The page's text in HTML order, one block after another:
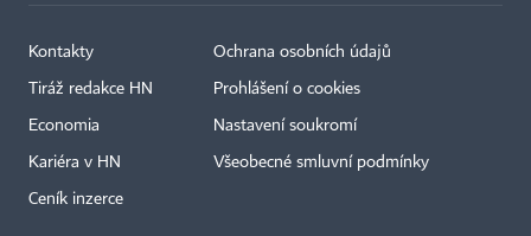
Kontakty
Tiráž redakce HN
Economia
Kariéra v HN
Ceník inzerce
Ochrana osobních údajů
Prohlášení o cookies
Nastavení soukromí
Všeobecné smluvní podmínky